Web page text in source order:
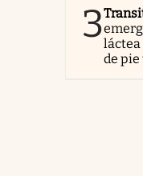
3
de pie